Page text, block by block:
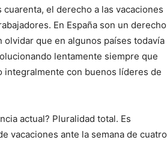
el derecho a las vacaciones
En España son un derecho
que en algunos países todavía
lentamente siempre que
integralmente con buenos líderes de
actual? Pluralidad total. Es
vacaciones ante la semana de cuatro